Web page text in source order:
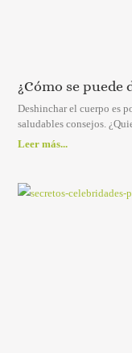
¿Cómo se puede
Deshinchar el cuerpo es
saludables consejos.
Leer más...